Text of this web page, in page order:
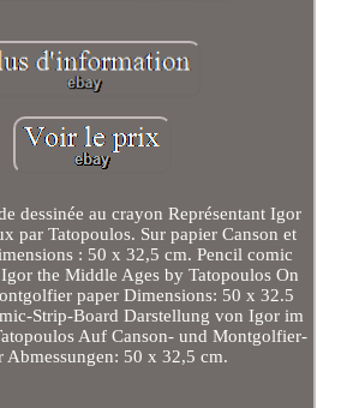
dessinée au crayon Représentant Igor
par Tatopoulos. Sur papier Canson et
: 50 x 32,5 cm. Pencil comic
the Middle Ages by Tatopoulos On
paper Dimensions: 50 x 32.5
Strip-Board Darstellung von Igor im
Auf Canson- und Montgolfier-
Abmessungen: 50 x 32,5 cm.